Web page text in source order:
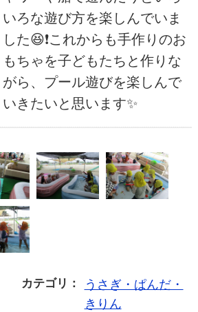
いろな遊び方を楽しんでいま
した😆❗これからも手作りのお
もちゃを子どもたちと作りな
がら、プール遊びを楽しんで
いきたいと思います✨
カテゴリ：
うさぎ・ぱんだ・
きりん